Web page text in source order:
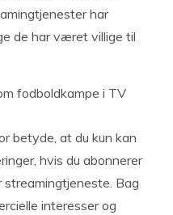
har
de har været villige til
fodboldkampe i TV
betyde, at du kun kan
hvis du abonnerer
Bag
interesser og